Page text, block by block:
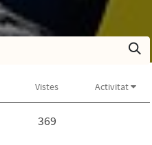
Vistes Activitat
369